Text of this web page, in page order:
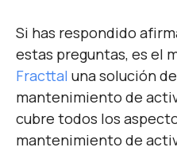
Si has respondido
estas preguntas, es el
Fracttal una solución
mantenimiento de
cubre todos los
mantenimiento de